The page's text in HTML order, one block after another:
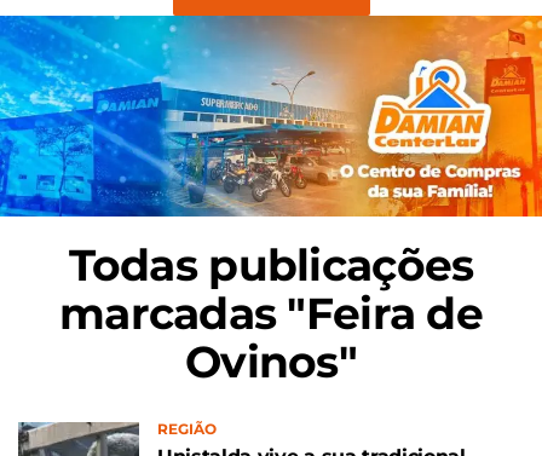
Todas publicações
marcadas "Feira de
Ovinos"
REGIÃO